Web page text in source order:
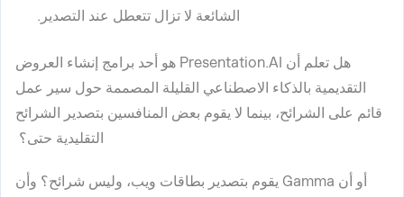
الشائعة لا تزال تتعطل عند التصدير.
هل تعلم أن Presentation.AI هو أحد برامج إنشاء العروض
التقديمية بالذكاء الاصطناعي القليلة المصممة حول سير عمل
قائم على الشرائح، بينما لا يقوم بعض المنافسين بتصدير الشرائح
التقليدية حتى؟
أو أن Gamma يقوم بتصدير بطاقات ويب، وليس شرائح؟ وأن